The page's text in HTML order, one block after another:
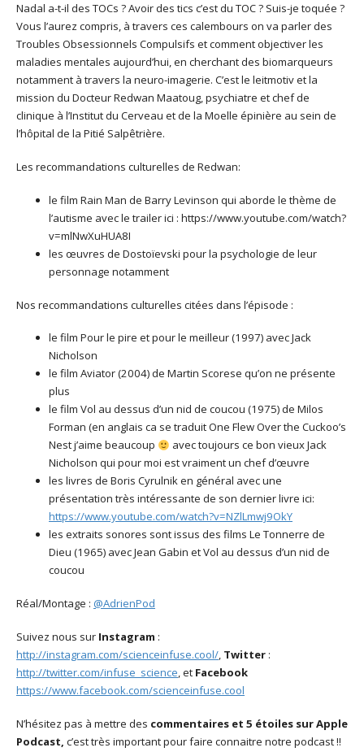
Apple Podcasts Deezer
Google Play PocketCasts
Podcast Addict RSS
RSS FEED
SHARE
LINK
EMBED
Nadal a-t-il des TOCs ? Avoir des tics c’est du TOC ? Suis-je toquée ?
Vous l’aurez compris, à travers ces calembours on va parler des
Troubles Obsessionnels Compulsifs et comment objectiver les
maladies mentales aujourd’hui, en cherchant des biomarqueurs
notamment à travers la neuro-imagerie. C’est le leitmotiv et la
mission du Docteur Redwan Maatoug, psychiatre et chef de
clinique à l’Institut du Cerveau et de la Moelle épinière au sein de
l’hôpital de la Pitié Salpêtrière.
Les recommandations culturelles de Redwan:
le film Rain Man de Barry Levinson qui aborde le thème de
l’autisme avec le trailer ici : https://www.youtube.com/watch?
v=mlNwXuHUA8I
les œuvres de Dostoïevski pour la psychologie de leur
personnage notamment
Nos recommandations culturelles citées dans l’épisode :
le film Pour le pire et pour le meilleur (1997) avec Jack
Nicholson
le film Aviator (2004) de Martin Scorese qu’on ne présente
plus
le film Vol au dessus d’un nid de coucou (1975) de Milos
Forman (en anglais ca se traduit One Flew Over the Cuckoo’s
Nest j’aime beaucoup
avec toujours ce bon vieux Jack
Nicholson qui pour moi est vraiment un chef d’œuvre
les livres de Boris Cyrulnik en général avec une
présentation très intéressante de son dernier livre ici:
https://www.youtube.com/watch?v=NZlLmwj9OkY
les extraits sonores sont issus des films Le Tonnerre de
Dieu (1965) avec Jean Gabin et Vol au dessus d’un nid de
coucou
Réal/Montage : @AdrienPod
Suivez nous sur Instagram :
http://instagram.com/scienceinfuse.cool/, Twitter :
http://twitter.com/infuse_science, et Facebook
https://www.facebook.com/scienceinfuse.cool
N’hésitez pas à mettre des commentaires et 5 étoiles sur Apple
Podcast, c’est très important pour faire connaitre notre podcast !!